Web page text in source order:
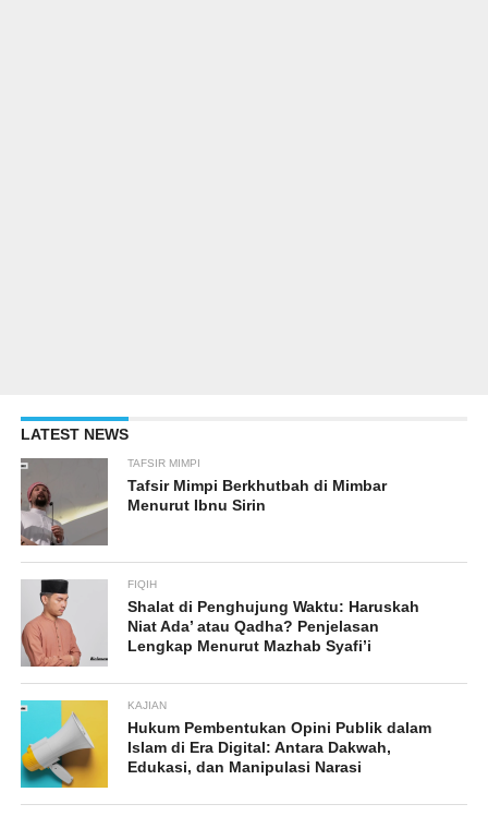
LATEST NEWS
TAFSIR MIMPI
Tafsir Mimpi Berkhutbah di Mimbar
Menurut Ibnu Sirin
FIQIH
Shalat di Penghujung Waktu: Haruskah
Niat Ada’ atau Qadha? Penjelasan
Lengkap Menurut Mazhab Syafi’i
KAJIAN
Hukum Pembentukan Opini Publik dalam
Islam di Era Digital: Antara Dakwah,
Edukasi, dan Manipulasi Narasi